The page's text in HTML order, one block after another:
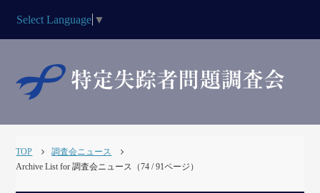
Select Language ▼
TOP
調査会ニュース
Archive List for 調査会ニュース（74 / 91ページ）